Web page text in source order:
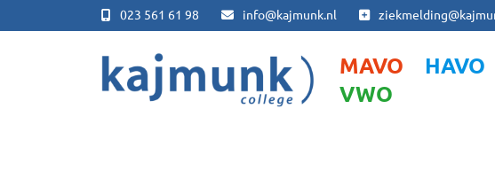
023 561 61 98 info@kajmunk.nl
MAVO
HAVO
VWO